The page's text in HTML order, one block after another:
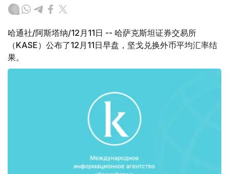
哈通社/阿斯塔纳/12月11日 -- 哈萨克斯坦证券交易所
（KASE）公布了12月11日早盘，坚戈兑换外币平均汇率结
果。